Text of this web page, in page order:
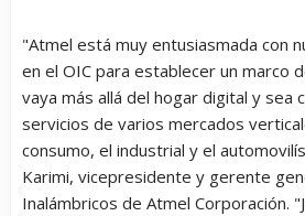
"Atmel está muy entusiasmada con
en el OIC para establecer un marco
vaya más allá del hogar digital y sea
servicios de varios mercados
consumo, el industrial y el
Karimi, vicepresidente y gerente
Inalámbricos de Atmel Corporación.